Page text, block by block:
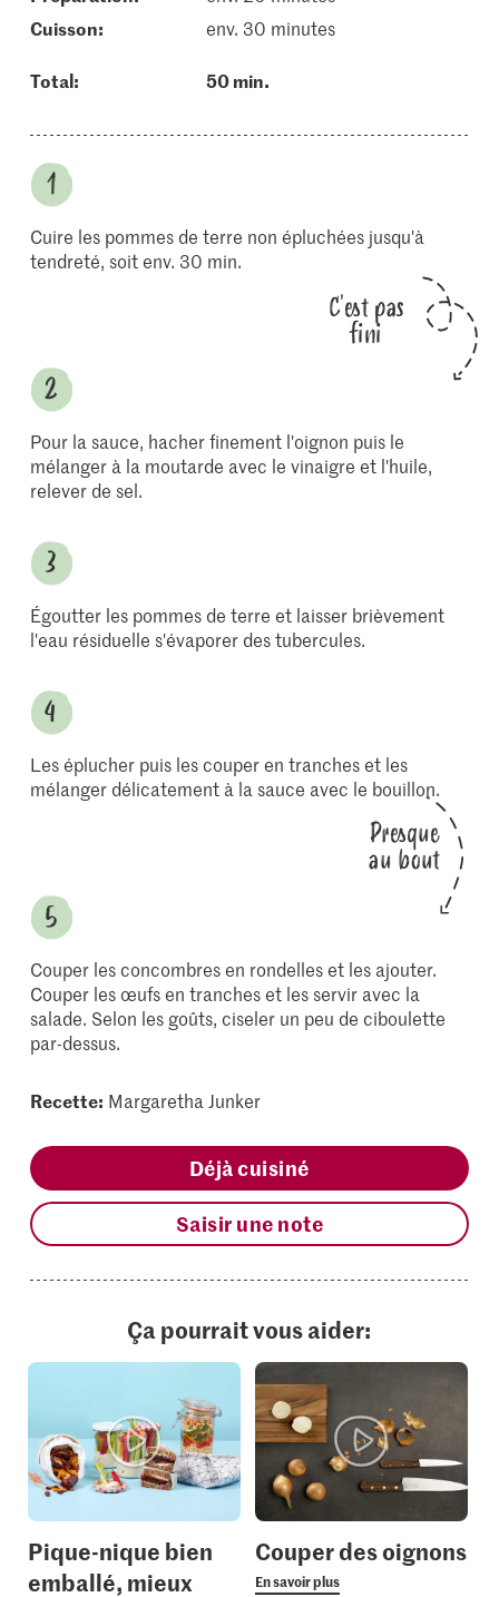
cuisson:
env. 30 minutes
Total: 50 min.
Cuire les pommes de terre non épluchées jusqu'à
tendreté, soit env. 30 min.
C'est pas
fini
Pour la sauce, hacher finement l'oignon puis le
mélanger à la moutarde avec le vinaigre et l'huile,
relever de sel.
Égoutter les pommes de terre et laisser brièvement
l'eau résiduelle s'évaporer des tubercules.
Les éplucher puis les couper en tranches et les
mélanger délicatement à la sauce avec le bouillon.
Presque
au bout
Couper les concombres en rondelles et les ajouter.
Couper les œufs en tranches et les servir avec la
salade. Selon les goûts, ciseler un peu de ciboulette
par-dessus.
Recette: Margaretha Junker
Déjà cuisiné
Saisir une note
Ça pourrait vous aider:
Pique-nique bien
emballé, mieux
Couper des oignons
En savoir plus